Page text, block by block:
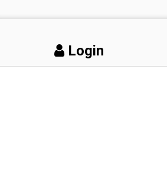
Login